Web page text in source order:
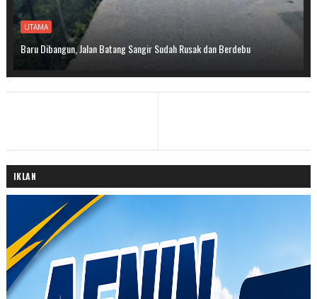
UTAMA
Baru Dibangun, Jalan Batang Sangir Sudah Rusak dan Berdebu
IKLAN